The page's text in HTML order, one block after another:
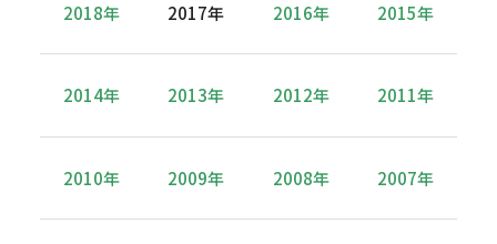
2018年 2017年 2016年 2015年
2014年 2013年 2012年 2011年
2010年 2009年 2008年 2007年